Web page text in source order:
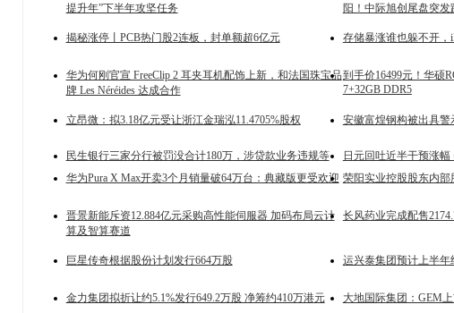
提升年”下半年攻坚任务
阳！中际旭创尾盘突发
揭秘涨停丨PCB热门股2连板，封单额超6亿元
存储暴涨谁也躲不开，
华为何刚官宣 FreeClip 2 耳夹耳机配饰上新，和法国珠宝品
牌 Les Néréides 达成合作
到手价16499元！华硕
7+32GB DDR5
立昂微：拟3.18亿元受让浙江金瑞泓11.4705%股权
安徽富煌钢构被出具
民生银行三家分行被罚没合计180万，涉贷款业务违规等
日元回吐近半干预涨
华为Pura X Max开卖3个月销量破64万台：典藏版更受欢迎 荣阳实业控股股东内
晋景新能斥资12.884亿元采购高性能伺服器 加码布局云计
算及智算赛道
长风药业完成配售
巨星传奇根据股份计划发行664万股
运兴泰集团预计上半年
金力集团拟折让约5.1%发行649.2万股 净筹约410万港元
大地国际集团：GEM